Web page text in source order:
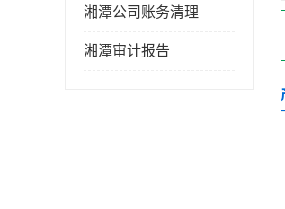
湘潭公司账务清理
湘潭审计报告